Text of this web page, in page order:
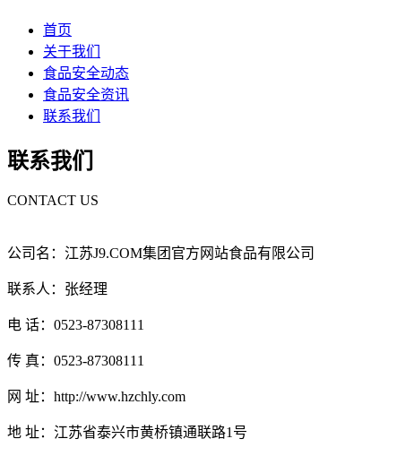
首页
关于我们
食品安全动态
食品安全资讯
联系我们
联系我们
CONTACT US
公司名：江苏J9.COM集团官方网站食品有限公司
联系人：张经理
电 话：0523-87308111
传 真：0523-87308111
网 址：http://www.hzchly.com
地 址：江苏省泰兴市黄桥镇通联路1号